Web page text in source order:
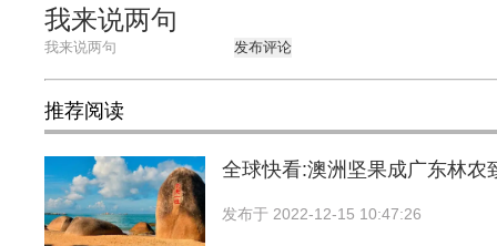
我来说两句
发布评论
推荐阅读
全球快看:澳洲坚果成广东林农
发布于 2022-12-15 10:47:26